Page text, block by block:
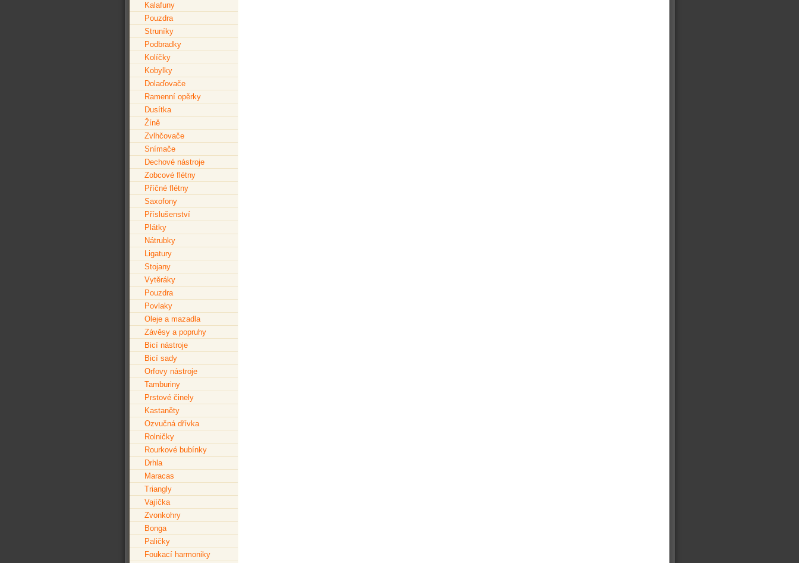
Kalafuny
Pouzdra
Struníky
Podbradky
Kolíčky
Kobylky
Dolaďovače
Ramenní opěrky
Dusítka
Žíně
Zvlhčovače
Snímače
Dechové nástroje
Zobcové flétny
Příčné flétny
Saxofony
Příslušenství
Plátky
Nátrubky
Ligatury
Stojany
Vytěráky
Pouzdra
Povlaky
Oleje a mazadla
Závěsy a popruhy
Bicí nástroje
Bicí sady
Orfovy nástroje
Tamburiny
Prstové činely
Kastaněty
Ozvučná dřívka
Rolničky
Rourkové bubínky
Drhla
Maracas
Triangly
Vajíčka
Zvonkohry
Bonga
Paličky
Foukací harmoniky